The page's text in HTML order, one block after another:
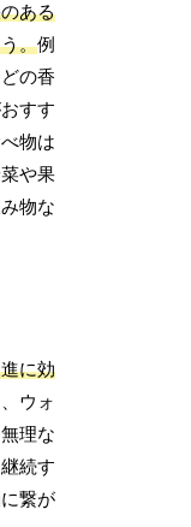
ある
。例
の香
すす
物は
や果
物な
に効
ウォ
理な
続す
繋が